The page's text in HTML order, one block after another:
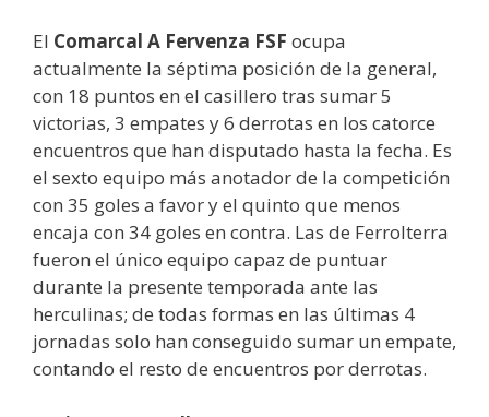
El Comarcal A Fervenza FSF ocupa
actualmente la séptima posición de la general,
con 18 puntos en el casillero tras sumar 5
victorias, 3 empates y 6 derrotas en los catorce
encuentros que han disputado hasta la fecha. Es
el sexto equipo más anotador de la competición
con 35 goles a favor y el quinto que menos
encaja con 34 goles en contra. Las de Ferrolterra
fueron el único equipo capaz de puntuar
durante la presente temporada ante las
herculinas; de todas formas en las últimas 4
jornadas solo han conseguido sumar un empate,
contando el resto de encuentros por derrotas.